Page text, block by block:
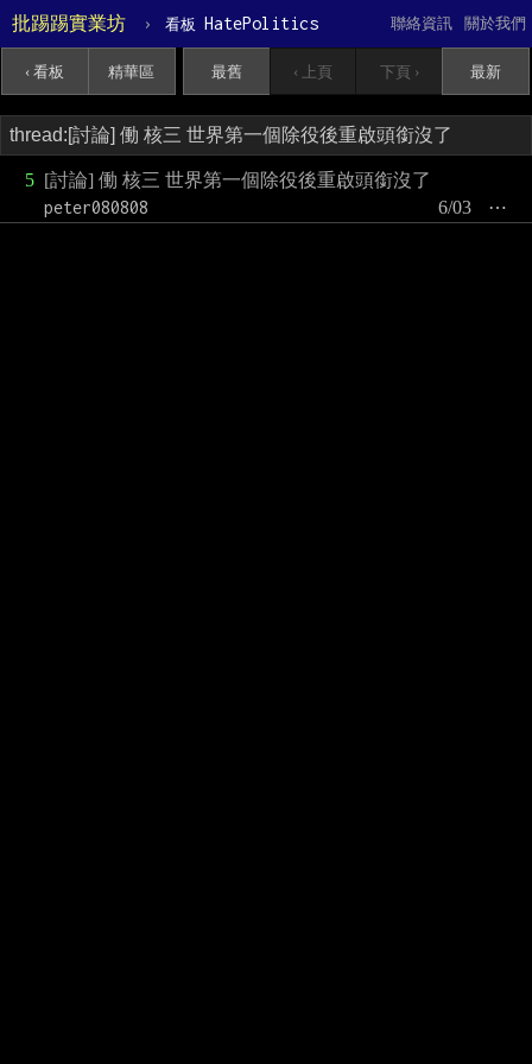
批踢踢實業坊 › 看板 HatePolitics 關於我們
聯絡資訊
‹ 看板 精華區 最舊 ‹ 上頁 下頁 › 最新
5 [討論] 働 核三 世界第一個除役後重啟頭銜沒了
peter080808
⋯
6/03